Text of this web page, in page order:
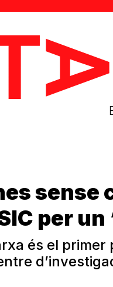
sense
per un
és el